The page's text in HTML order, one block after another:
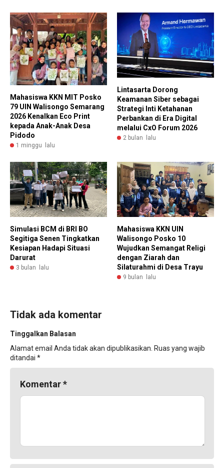
Mahasiswa KKN MIT Posko
79 UIN Walisongo Semarang
2026 Kenalkan Eco Print
kepada Anak-Anak Desa
Pidodo
1 minggu lalu
Lintasarta Dorong
Keamanan Siber sebagai
Strategi Inti Ketahanan
Perbankan di Era Digital
melalui CxO Forum 2026
2 bulan lalu
Simulasi BCM di BRI BO
Segitiga Senen Tingkatkan
Kesiapan Hadapi Situasi
Darurat
3 bulan lalu
Mahasiswa KKN UIN
Walisongo Posko 10
Wujudkan Semangat Religi
dengan Ziarah dan
Silaturahmi di Desa Trayu
9 bulan lalu
Tidak ada komentar
Tinggalkan Balasan
Alamat email Anda tidak akan dipublikasikan. Ruas yang wajib
ditandai *
Komentar*